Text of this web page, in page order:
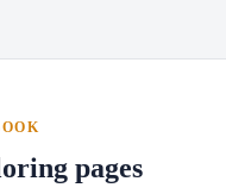
pages